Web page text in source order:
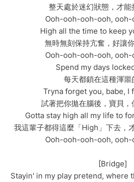
整天處於迷幻狀態，才能
Ooh-ooh-ooh-ooh,
High all the time to keep
無時無刻保持亢奮，好讓
Ooh-ooh-ooh-ooh,
Spend my days
每天都鎖在這種渾噩
Tryna forget you, babe, I
試著把你拋在腦後，寶貝，
Gotta stay high all my life to
我這輩子都得這麼「High」下去，
Ooh-ooh-ooh-ooh,
[Bridge]
Stayin' in my play pretend, where